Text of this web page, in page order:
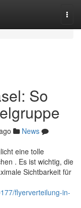
So
News
eine tolle
. Es ist wichtig, die
Sichtbarkeit für
flyerverteilung-in-